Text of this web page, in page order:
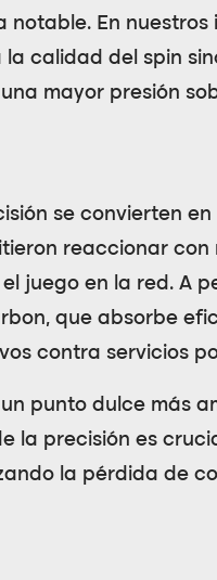
En nuestros
calidad del spin
mayor presión
se convierten en
reaccionar con
juego en la red. A
, que absorbe
contra servicios
punto dulce más
la precisión es
la pérdida de